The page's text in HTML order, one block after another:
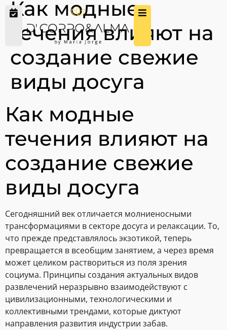
Как модные
течения влияют на
создание свежие
виды досуга
Как модные
течения влияют на
создание свежие
виды досуга
Сегодняшний век отличается молниеносными
трансформациями в секторе досуга и релаксации. То,
что прежде представлялось экзотикой, теперь
превращается в всеобщим занятием, а через время
может целиком раствориться из поля зрения
социума. Принципы создания актуальных видов
развлечений неразрывно взаимодействуют с
цивилизационными, технологическими и
коллективными трендами, которые диктуют
направления развития индустрии забав.